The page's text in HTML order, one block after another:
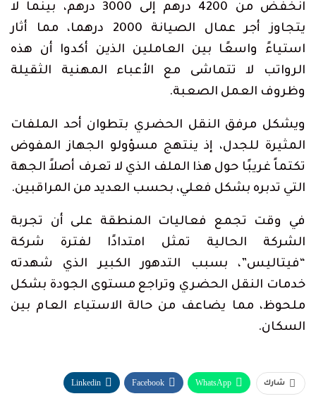
انخفض من 4200 درهم إلى 3000 درهم، بينما لا
يتجاوز أجر عمال الصيانة 2000 درهما، مما أثار
استياءً واسعًا بين العاملين الذين أكدوا أن هذه
الرواتب لا تتماشى مع الأعباء المهنية الثقيلة
وظروف العمل الصعبة.
ويشكل مرفق النقل الحضري بتطوان أحد الملفات
المثيرة للجدل، إذ ينتهج مسؤولو الجهاز المفوض
تكتماً غريبًا حول هذا الملف الذي لا تعرف أصلاً الجهة
التي تدبره بشكل فعلي، بحسب العديد من المراقبين.
في وقت تجمع فعاليات المنطقة على أن تجربة
الشركة الحالية تمثل امتدادًا لفترة شركة
“فيتاليس”، بسبب التدهور الكبير الذي شهدته
خدمات النقل الحضري وتراجع مستوى الجودة بشكل
ملحوظ، مما يضاعف من حالة الاستياء العام بين
السكان.
شارك WhatsApp
Facebook
Linkedin